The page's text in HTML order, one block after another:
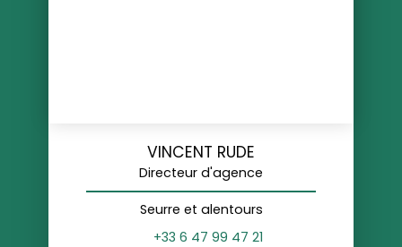
VINCENT RUDE
Directeur d'agence
Seurre et alentours
+33 6 47 99 47 21